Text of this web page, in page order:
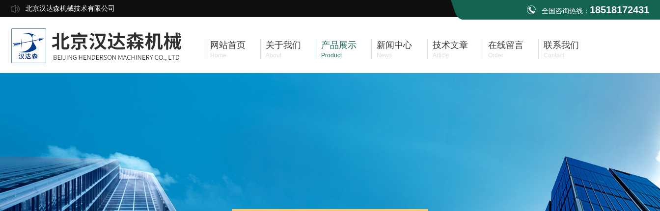
北京汉达森机械技术有限公司 全国咨询热线： 18518172431
网站首页
Home
关于我们
About
产品展示
Product
新闻中心
News
技术文章
Article
在线留言
Order
联系我们
Contact